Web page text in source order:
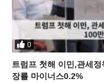
0
트럼프 첫해 이민,관세
장률 마이너스0.2%